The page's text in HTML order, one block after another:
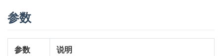
参数
参数 说明